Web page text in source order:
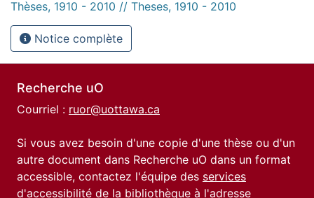
Thèses, 1910 - 2010 // Theses, 1910 - 2010
Notice complète
Recherche uO
Courriel : ruor@uottawa.ca
Si vous avez besoin d'une copie d'une thèse ou d'un
autre document dans Recherche uO dans un format
accessible, contactez l'équipe des services
d'accessibilité de la bibliothèque à l'adresse